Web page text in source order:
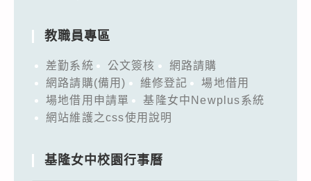
教職員專區
差勤系統 公文簽核
網路請購
網路請購(備用)
維修登記
場地借用
場地借用申請單
基隆女中Newplus系統
網站維護之css使用說明
基隆女中校園行事曆